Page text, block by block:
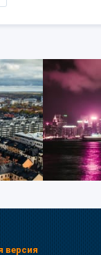
версия